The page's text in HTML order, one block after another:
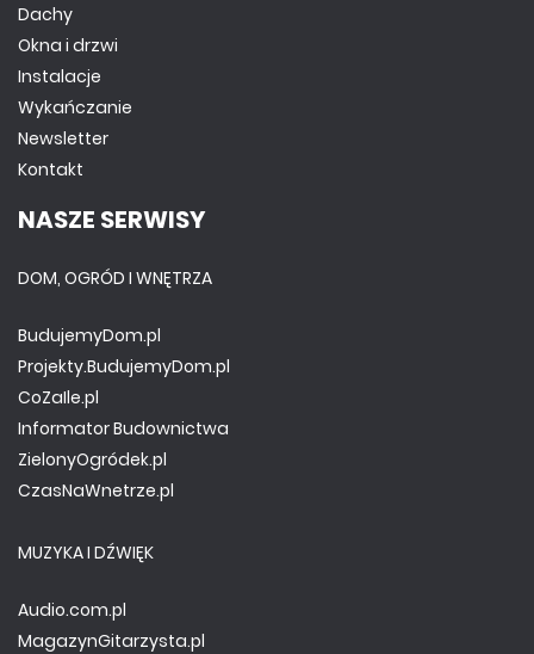
Dachy
Okna i drzwi
Instalacje
Wykańczanie
Newsletter
Kontakt
NASZE SERWISY
DOM, OGRÓD I WNĘTRZA
BudujemyDom.pl
Projekty.BudujemyDom.pl
CoZaIle.pl
Informator Budownictwa
ZielonyOgródek.pl
CzasNaWnetrze.pl
MUZYKA I DŹWIĘK
Audio.com.pl
MagazynGitarzysta.pl